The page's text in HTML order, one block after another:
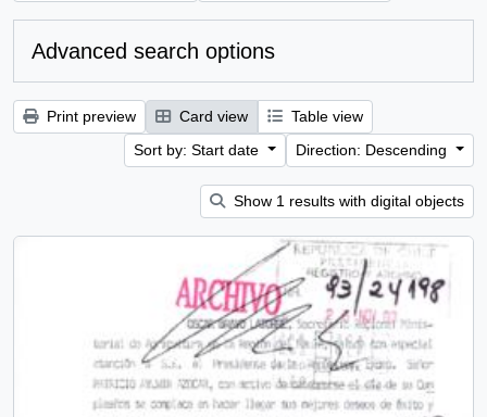
Advanced search options
Print preview Card view
Table view
Sort by: Start date
Direction: Descending
Show 1 results with digital objects